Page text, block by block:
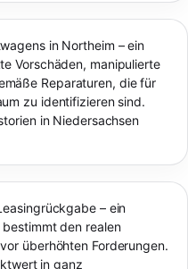
in Northeim – ein
Vorschäden, manipulierte
Reparaturen, die für
zu identifizieren sind.
in Niedersachsen
– ein
den realen
überhöhten Forderungen.
in ganz